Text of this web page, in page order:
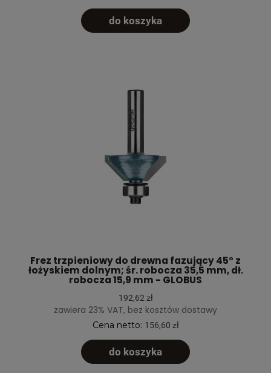
do koszyka
Frez trzpieniowy do drewna fazujący 45° z
łożyskiem dolnym; śr. robocza 35,5 mm, dł.
robocza 15,9 mm - GLOBUS
192,62 zł
zawiera 23% VAT, bez kosztów dostawy
Cena netto: 156,60 zł
do koszyka